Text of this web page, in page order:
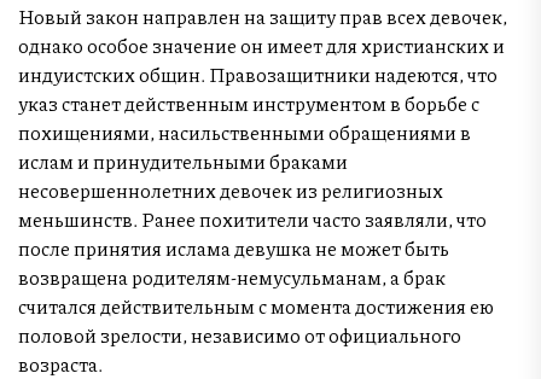
Новый закон направлен на защиту прав всех девочек,
однако особое значение он имеет для христианских и
индуистских общин. Правозащитники надеются, что
указ станет действенным инструментом в борьбе с
похищениями, насильственными обращениями в
ислам и принудительными браками
несовершеннолетних девочек из религиозных
меньшинств. Ранее похитители часто заявляли, что
после принятия ислама девушка не может быть
возвращена родителям-немусульманам, а брак
считался действительным с момента достижения ею
половой зрелости, независимо от официального
возраста.